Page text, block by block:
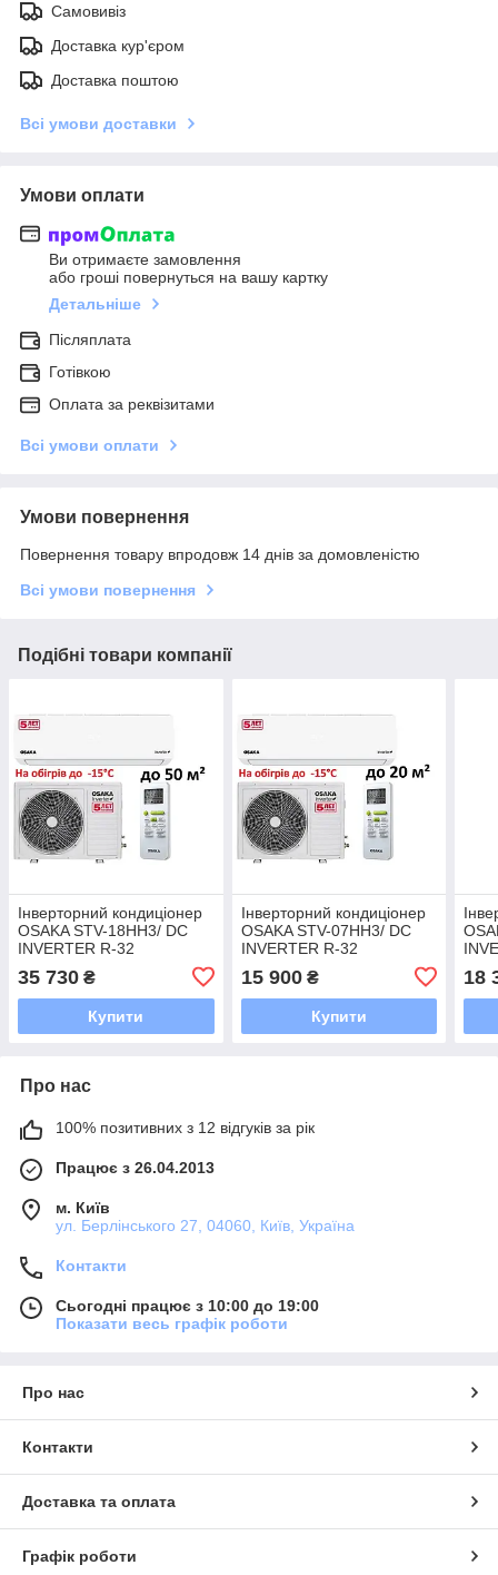
Самовивіз
Доставка кур'єром
Доставка поштою
Всі умови доставки
Умови оплати
Ви отримаєте замовлення
або гроші повернуться на вашу картку
Детальніше
Післяплата
Готівкою
Оплата за реквізитами
Всі умови оплати
Умови повернення
Повернення товару впродовж 14 днів за домовленістю
Всі умови повернення
Подібні товари компанії
Інверторний кондиціонер
OSAKA STV-18HH3/ DC
INVERTER R-32
35 730 ₴
Купити
Інверторний кондиціонер
OSAKA STV-07HH3/ DC
INVERTER R-32
15 900₴
Купити
18
Про нас
100% позитивних з 12 відгуків за рік
Працює з 26.04.2013
м. Київ
ул. Берлінського 27, 04060, Київ, Україна
Контакти
Сьогодні працює з 10:00 до 19:00
Показати весь графік роботи
Про нас
Контакти
Доставка та оплата
Графік роботи